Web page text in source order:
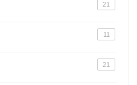
21
11
21